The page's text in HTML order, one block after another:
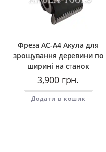
Фреза AС-A4 Акула для
зрощування деревини по
ширині на станок
3,900 грн.
Додати в кошик